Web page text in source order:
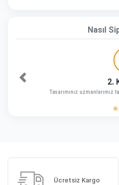
Nasıl
2.
Tasarımınız uzmanlarımız
Önceki
Ücretsiz Kargo